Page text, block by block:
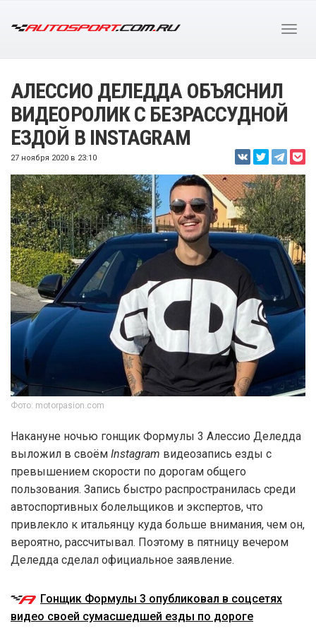
АЛЕССИО ДЕЛЕДДА ОБЪЯСНИЛ
ВИДЕОРОЛИК С БЕЗРАССУДНОЙ
ЕЗДОЙ В INSTAGRAM
27 ноября 2020 в 23:10
Фото: motorpasion.com
Накануне ночью гонщик Формулы 3 Алессио Деледда
выложил в своём Instagram видеозапись езды с
превышением скорости по дорогам общего
пользования. Запись быстро распространилась среди
автоспортивных болельщиков и экспертов, что
привлекло к итальянцу куда больше внимания, чем он,
вероятно, рассчитывал. Поэтому в пятницу вечером
Деледда сделал официальное заявление.
Гонщик Формулы 3 опубликовал в соцсетях
видео своей сумасшедшей езды по дороге